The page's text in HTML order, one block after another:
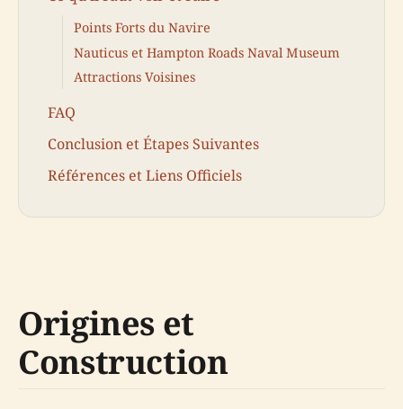
Points Forts du Navire
Nauticus et Hampton Roads Naval Museum
Attractions Voisines
FAQ
Conclusion et Étapes Suivantes
Références et Liens Officiels
Origines et
Construction